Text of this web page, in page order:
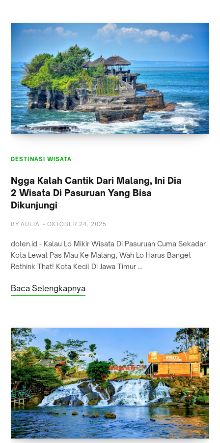
DESTINASI WISATA
Ngga Kalah Cantik Dari Malang, Ini Dia
2 Wisata Di Pasuruan Yang Bisa
Dikunjungi
BY AULIA - OKTOBER 24, 2025
dolen.id - Kalau Lo Mikir Wisata Di Pasuruan Cuma Sekadar
Kota Lewat Pas Mau Ke Malang, Wah Lo Harus Banget
Rethink That! Kota Kecil Di Jawa Timur …
Baca Selengkapnya